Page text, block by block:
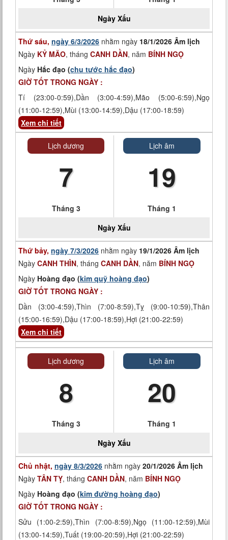
Ngày Xấu
Thứ sáu, ngày 6/3/2026 nhằm ngày 18/1/2026 Âm lịch
Ngày KỶ MÃO, tháng CANH DẦN, năm BÍNH NGỌ
Ngày Hắc đạo (chu tước hắc đạo)
GIỜ TỐT TRONG NGÀY :
Tí (23:00-0:59),Dần (3:00-4:59),Mão (5:00-6:59),Ngọ
(11:00-12:59),Mùi (13:00-14:59),Dậu (17:00-18:59)
Xem chi tiết
Lịch dương
7
Tháng 3
Lịch âm
19
Tháng 1
Ngày Xấu
Thứ bảy, ngày 7/3/2026 nhằm ngày 19/1/2026 Âm lịch
Ngày CANH THÌN, tháng CANH DẦN, năm BÍNH NGỌ
Ngày Hoàng đạo (kim quỹ hoàng đạo)
GIỜ TỐT TRONG NGÀY :
Dần (3:00-4:59),Thìn (7:00-8:59),Tỵ (9:00-10:59),Thân
(15:00-16:59),Dậu (17:00-18:59),Hợi (21:00-22:59)
Xem chi tiết
Lịch dương
8
Tháng 3
Lịch âm
20
Tháng 1
Ngày Xấu
Chủ nhật, ngày 8/3/2026 nhằm ngày 20/1/2026 Âm lịch
Ngày TÂN TỴ, tháng CANH DẦN, năm BÍNH NGỌ
Ngày Hoàng đạo (kim đường hoàng đạo)
GIỜ TỐT TRONG NGÀY :
Sửu (1:00-2:59),Thìn (7:00-8:59),Ngọ (11:00-12:59),Mùi
(13:00-14:59),Tuất (19:00-20:59),Hợi (21:00-22:59)